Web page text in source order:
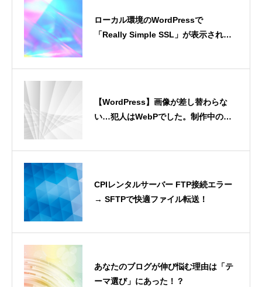
ローカル環境のWordPressで
「Really Simple SSL」が表示されな
【WordPress】画像が差し替わらな
い…犯人はWebPでした。制作中の
CPIレンタルサーバー FTP接続エラー
→ SFTPで快適ファイル転送！
あなたのブログが伸び悩む理由は「テ
ーマ選び」にあった！？